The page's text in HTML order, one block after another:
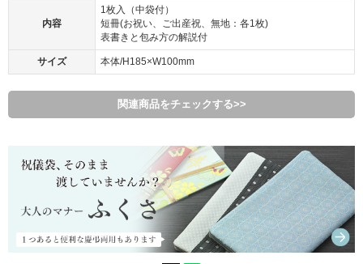
内容
1枚入（中袋付）
短冊(お祝い、ご出産祝、無地：各1枚)
表書きと包み方の解説付
サイズ 本体/H185×W100mm
関連商品をチェックする>>